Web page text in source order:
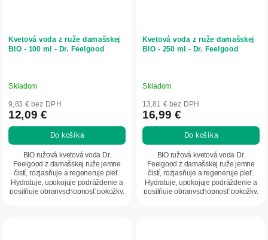
Kvetová voda z ruže damašskej
BIO - 100 ml - Dr. Feelgood
Skladom
9,83 € bez DPH
12,09 €
Do košíka
BIO ružová kvetová voda Dr.
Feelgood z damašskej ruže jemne
čistí, rozjasňuje a regeneruje pleť.
Hydratuje, upokojuje podráždenie a
posilňuje obranyschopnosť pokožky.
Kvetová voda z ruže damašskej
BIO - 250 ml - Dr. Feelgood
Skladom
13,81 € bez DPH
16,99 €
Do košíka
BIO ružová kvetová voda Dr.
Feelgood z damašskej ruže jemne
čistí, rozjasňuje a regeneruje pleť.
Hydratuje, upokojuje podráždenie a
posilňuje obranyschopnosť pokožky.